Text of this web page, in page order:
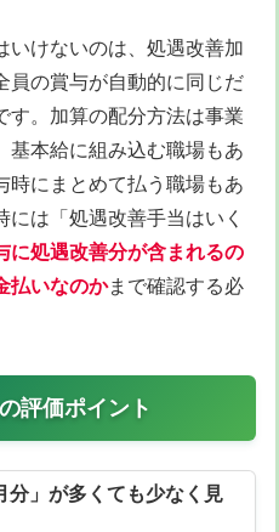
いけないのは、処遇改善加
員の賞与が自動的に同じだ
す。加算の配分方法は事業
基本給に組み込む職場もあ
時にまとめて払う職場もあ
は「処遇改善手当はいく
に処遇改善分が含まれるの
払いなのかまで確認する必
評価ポイント
分」が多くても少なく見